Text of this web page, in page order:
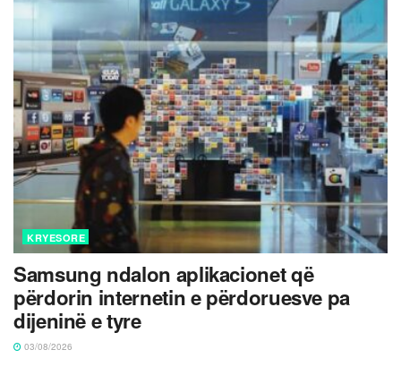
KRYESORE
Samsung ndalon aplikacionet që
përdorin internetin e përdoruesve pa
dijeninë e tyre
03/08/2026